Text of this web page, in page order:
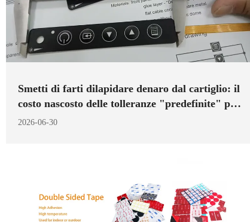
Smetti di farti dilapidare denaro dal cartiglio: il
costo nascosto delle tolleranze "predefinite" per
i componenti fustellati
2026-06-30